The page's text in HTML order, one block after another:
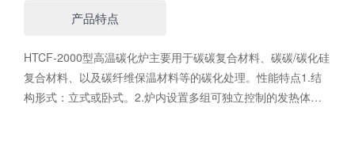
产品特点
HTCF-2000型高温碳化炉主要用于碳碳复合材料、碳碳/碳化硅
复合材料、以及碳纤维保温材料等的碳化处理。性能特点1.结
构形式：立式或卧式。2.炉内设置多组可独立控制的发热体，